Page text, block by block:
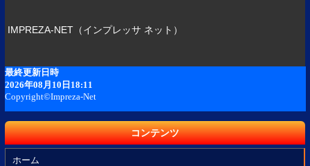
IMPREZA-NET（インプレッサ ネット）
コンテンツ
ホーム